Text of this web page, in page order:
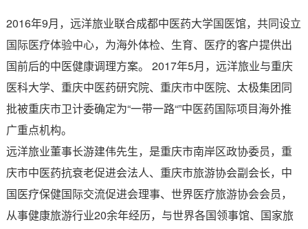
2016年9月，远洋旅业联合成都中医药大学国医馆，共同设立
国际医疗体验中心，为海外体检、生育、医疗的客户提供出
国前后的中医健康调理方案。 2017年5月，远洋旅业与重庆
医科大学、重庆中医药研究院、重庆市中医院、太极集团同
批被重庆市卫计委确定为“一带一路“”中医药国际项目海外推
广重点机构。
远洋旅业董事长游建伟先生，是重庆市南岸区政协委员，重
庆市中医药抗衰老促进会法人、重庆市旅游协会副会长，中
国医疗保健国际交流促进会理事、世界医疗旅游协会会员，
从事健康旅游行业20余年经历，与世界各国领事馆、国家旅